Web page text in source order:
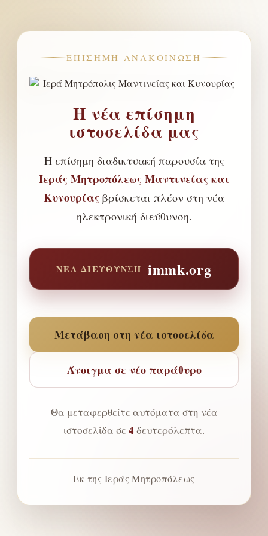
ΕΠΊΣΗΜΗ ΑΝΑΚΟΊΝΩΣΗ
Η νέα επίσημη
ιστοσελίδα μας
Η επίσημη διαδικτυακή παρουσία της
Ιεράς Μητροπόλεως Μαντινείας και
Κυνουρίας βρίσκεται πλέον στη νέα
ηλεκτρονική διεύθυνση.
ΝΈΑ ΔΙΕΎΘΥΝΣΗ immk.org
Μετάβαση στη νέα ιστοσελίδα
Άνοιγμα σε νέο παράθυρο
Θα μεταφερθείτε αυτόματα στη νέα
ιστοσελίδα σε4 δευτερόλεπτα.
Εκ της Ιεράς Μητροπόλεως